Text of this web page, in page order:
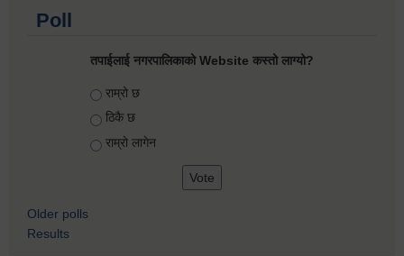
Poll
तपाईलाई नगरपालिकाको Website कस्तो लाग्यो?
Choices
राम्रो छ
ठिकै छ
राम्रो लागेन
Older polls
Results